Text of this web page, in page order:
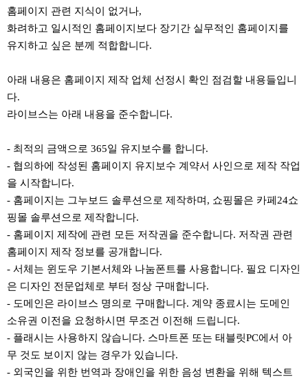
홈페이지 관련 지식이 없거나,
화려하고 일시적인 홈페이지보다 장기간 실무적인 홈페이지를
유지하고 싶은 분께 적합합니다.
아래 내용은 홈페이지 제작 업체 선정시 확인 점검할 내용들입니
다.
라이브스는 아래 내용을 준수합니다.
- 최적의 금액으로 365일 유지보수를 합니다.
- 협의하에 작성된 홈페이지 유지보수 계약서 사인으로 제작 작업
을 시작합니다.
- 홈페이지는 그누보드 솔루션으로 제작하며, 쇼핑몰은 카페24쇼
핑몰 솔루션으로 제작합니다.
- 홈페이지 제작에 관련 모든 저작권을 준수합니다. 저작권 관련
홈페이지 제작 정보를 공개합니다.
- 서체는 윈도우 기본서체와 나눔폰트를 사용합니다. 필요 디자인
은 디자인 전문업체로 부터 정상 구매합니다.
- 도메인은 라이브스 명의로 구매합니다. 계약 종료시는 도메인
소유권 이전을 요청하시면 무조건 이전해 드립니다.
- 플래시는 사용하지 않습니다. 스마트폰 또는 태블릿PC에서 아
무 것도 보이지 않는 경우가 있습니다.
- 외국인을 위한 번역과 장애인을 위한 음성 변환을 위해 텍스트